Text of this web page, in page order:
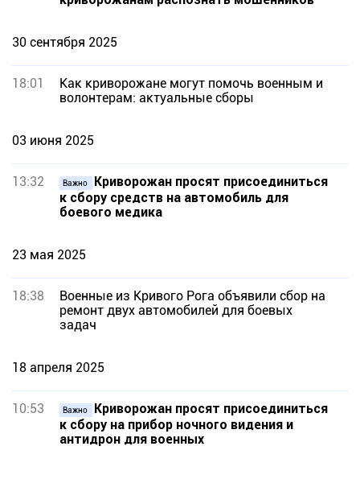
30 сентября 2025
18:01
Как криворожане могут помочь военным и
волонтерам: актуальные сборы
03 июня 2025
13:32 Важно
Криворожан просят присоединиться
к сбору средств на автомобиль для
боевого медика
23 мая 2025
18:38
Военные из Кривого Рога объявили сбор на
ремонт двух автомобилей для боевых
задач
18 апреля 2025
10:53 Важно
Криворожан просят присоединиться
к сбору на прибор ночного видения и
антидрон для военных